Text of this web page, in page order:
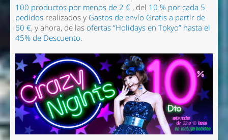
100 productos por menos de 2 € , del 10 % por cada 5
pedidosrealizados y Gastos de envío Gratisa partir de
60 €, y ahora, de lasofertas “Holidays en Tokyo” hasta el
45% de Descuento.